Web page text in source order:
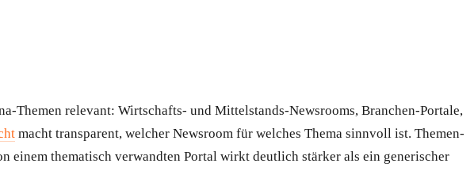
Themen relevant: Wirtschafts- und Mittelstands-Newsrooms, Branchen-Portale,
macht transparent, welcher Newsroom für welches Thema sinnvoll ist. Themen-
thematisch verwandten Portal wirkt deutlich stärker als ein generischer